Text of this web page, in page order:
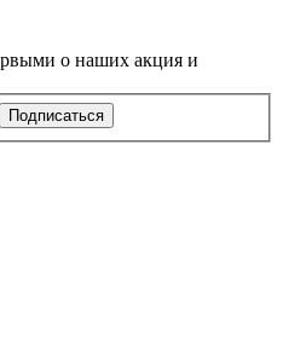
о наших акция и
Подписаться